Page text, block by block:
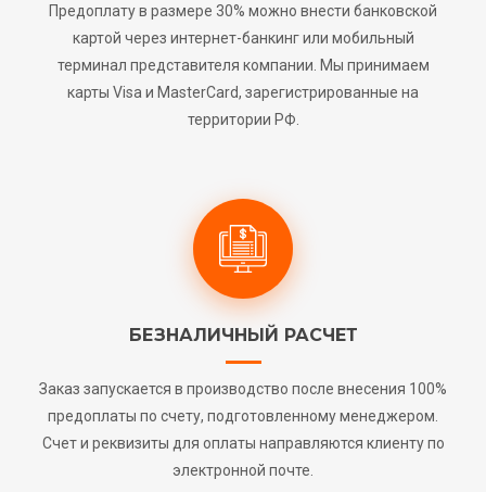
Предоплату в размере 30% можно внести банковской
картой через интернет-банкинг или мобильный
терминал представителя компании. Мы принимаем
карты Visa и MasterCard, зарегистрированные на
территории РФ.
БЕЗНАЛИЧНЫЙ РАСЧЕТ
Заказ запускается в производство после внесения 100%
предоплаты по счету, подготовленному менеджером.
Счет и реквизиты для оплаты направляются клиенту по
электронной почте.